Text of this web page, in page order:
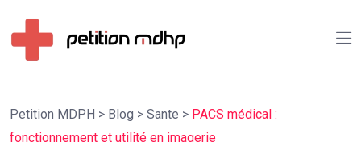
Petition MDPH > Blog > Sante > PACS médical :
fonctionnement et utilité en imagerie